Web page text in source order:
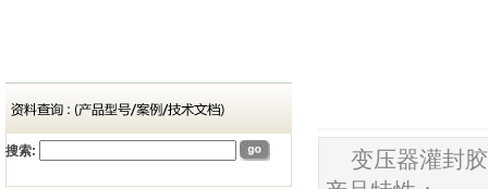
搜索:
变压器灌封